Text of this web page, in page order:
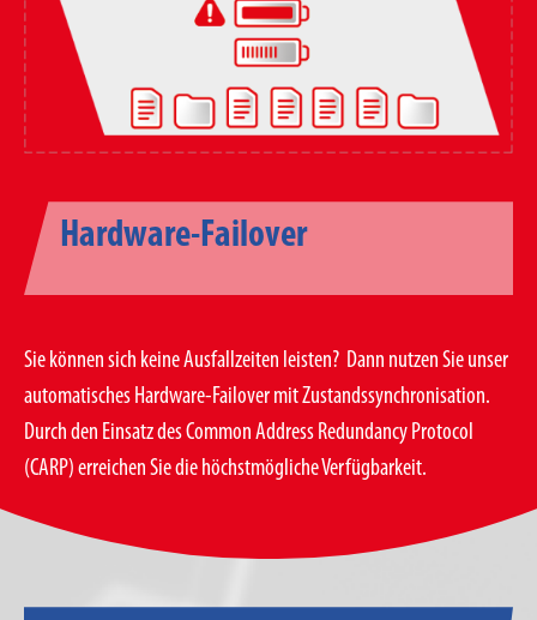
Hardware-Failover
Sie können sich keine Ausfallzeiten leisten? Dann nutzen Sie unser
automatisches Hardware-Failover mit Zustandssynchronisation.
Durch den Einsatz des Common Address Redundancy Protocol
(CARP) erreichen Sie die höchstmögliche Verfügbarkeit.